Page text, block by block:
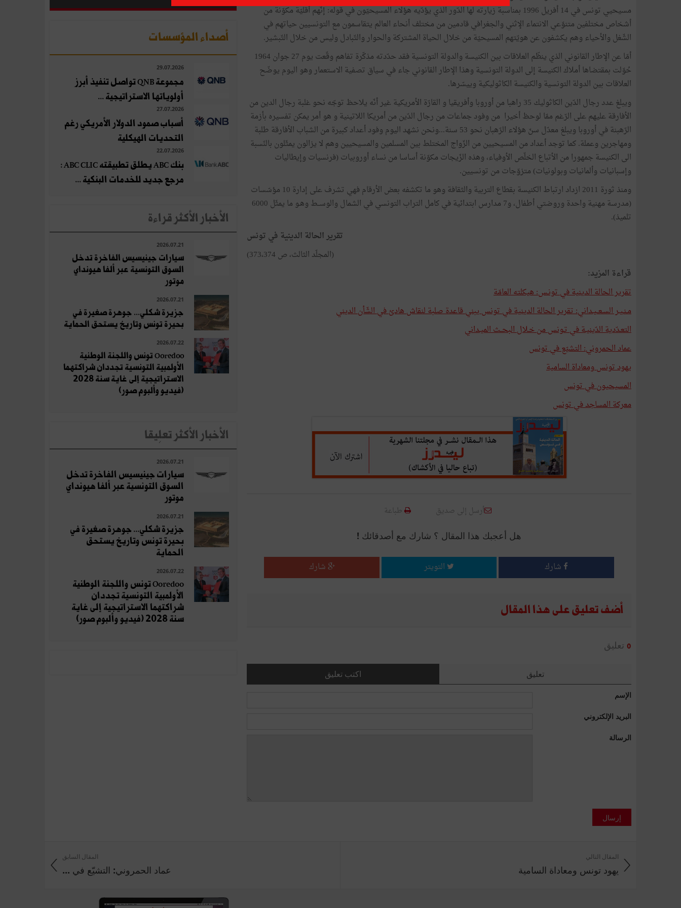
مسيحيي تونس في 14 أفريل 1996 بمناسبة زيارته لها الدّور الذي يؤدّيه هؤلاء المسيحيّون في قوله: إنّهم أقليّة مكوّنة من
أشخاص مختلفين متنوّعي الانتماء الإثني والجغرافي قادمين من مختلف أنحاء العالم يتقاسمون مع التونسيين حياتهم في
الشّغل والأحياء وهم يكشفون عن هويّتهم المسيحيّة من خلال الحياة المشتركة والحوار والتّبادل وليس من خلال التّبشير.
أمّا عن الإطار القانوني الذي ينظّم العلاقات بين الكنيسة والدولة التونسية فقد حدّدته مذكّرة تفاهم وقّعت يوم 27 جوان 1964
حُوّلت بمقتضاها أملاك الكنيسة إلى الدولة التونسية وهذا الإطار القانوني جاء في سياق تصفية الاستعمار وهو اليوم يوضّح
العلاقات بين الدولة التونسية والكنيسة الكاثوليكية وييسّرها.
ويبلغ عدد رجال الدّين الكاثوليك 35 راهبا من أوروبا وأفريقيا و القارّة الأمريكية غير أنّه يلاحظ توجّه نحو غلبة رجال الدين من
الأفارقة عليهم على الرّغم ممّا لوحظ أخيرا من وفود جماعات من رجال الدّين من أمريكا اللاتينية و هو أمر يمكن تفسيره بأزمة
الرّهبنة في أوروبا ويبلغ معدّل سنّ هؤلاء الرّهبان نحو 53 سنة...ونحن نشهد اليوم وفود أعداد كبيرة من الشباب الأفارقة طلبة
ومهاجرين وعملة. كما توجد أعداد من المسيحيين من الزّواج المختلط بين المسلمين والمسيحيين وهم لا يزالون يمثّلون بالنّسبة
الى الكنيسة جمهورا من الأتباع الخلّص الأوفياء، وهذه الزّيجات مكوّنة أساسا من نساء أوروبيات (فرنسيات وإيطاليات
وإسبانيات وألمانيات وبولونيات) متزوّجات من تونسيين.
ومنذ ثورة 2011 ازداد ارتباط الكنيسة بقطاع التربية والثقافة وهو ما تكشفه بعض الأرقام فهي تشرف على إدارة 10 مؤسّسات
(مدرسة مهنية واحدة وروضتي أطفال، و7 مدارس ابتدائية في كامل التراب التونسي في الشمال والوســط وهـو ما يمثّل 6000
تلميذ).
تقرير الحالة الدينية في تونس
(المجلّد الثالث، ص 373،374)
قراءة المزيد:
تقرير الحالة الدينية في تونـس: هيكلته العامّة
مـنـيـر السـعــيـداني: تقرير الحالة الدينية في تونس يبني قاعدة صلبة لنقاش هادئ في الشّأن الديني
التعـدّدية الدّينيـة في تـونس من خـلال البحــث الميـداني
عماد الحمروني: التشيّع في تونس
يهود تونس ومعاداة السامية
المسيحيون في تونس
معركة المساجد في تونس
أرسل إلى صديق طباعة
هل أعجبك هذا المقال ؟ شارك مع أصدقائك !
شارك التويتر شارك
أضف تعليق على هذا المقال
0 تعليق
اكتب تعليق تعليق
الإسم
البريد الإلكتروني
الرسالة
إرسال
أصداء المؤسسات
29.07.2026
مجموعة QNB تواصل تنفيذ أبرز
أولوياتها الاستراتيجية ...
27.07.2026
أسباب صمود الدولار الأمريكي رغم
التحديات الهيكلية
22.07.2026
بنك ABC يطلق تطبيقته ABC CLIC :
مرجع جديد للخدمات البنكية ...
الأخبار الأكثر قراءة
2026.07.21
سيارات جينيسيس الفاخرة تدخل
السوق التونسية عبر ألفا هيونداي
موتور
2026.07.21
جزيرة شكلي... جوهرة صغيرة في
بحيرة تونس وتاريخ يستحق الحماية
2026.07.22
Ooredoo تونس واللجنة الوطنية
الأولمبية التونسية تجددان شراكتهما
الاستراتيجية إلى غاية سنة 2028
(فيديو وألبوم صور)
الأخبار الأكثر تعلِيقا
2026.07.21
سيارات جينيسيس الفاخرة تدخل
السوق التونسية عبر ألفا هيونداي
موتور
2026.07.21
جزيرة شكلي... جوهرة صغيرة في
بحيرة تونس وتاريخ يستحق
الحماية
2026.07.22
Ooredoo تونس واللجنة الوطنية
الأولمبية التونسية تجددان
شراكتهما الاستراتيجية إلى غاية
سنة 2028 (فيديو وألبوم صور)
المقال السابق
عماد الحمروني: التشيّع في ...
المقال التالي
يهود تونس ومعاداة السامية